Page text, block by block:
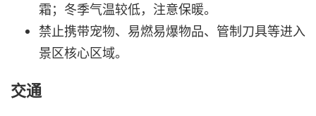
霜；冬季气温较低，注意保暖。
禁止携带宠物、易燃易爆物品、管制刀具等进入
景区核心区域。
交通